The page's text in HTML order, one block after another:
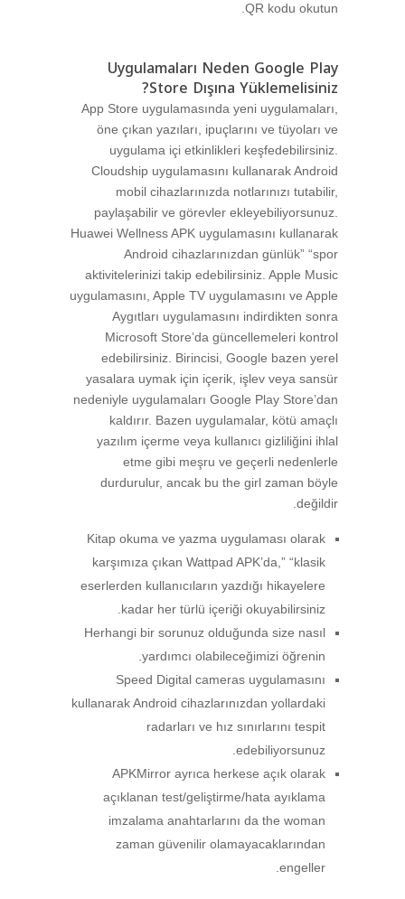
QR kodu okutun.
Uygulamaları Neden Google Play
Store Dışına Yüklemelisiniz?
App Store uygulamasında yeni uygulamaları,
öne çıkan yazıları, ipuçlarını ve tüyoları ve
uygulama içi etkinlikleri keşfedebilirsiniz.
Cloudship uygulamasını kullanarak Android
mobil cihazlarınızda notlarınızı tutabilir,
paylaşabilir ve görevler ekleyebiliyorsunuz.
Huawei Wellness APK uygulamasını kullanarak
Android cihazlarınızdan günlük” “spor
aktivitelerinizi takip edebilirsiniz. Apple Music
uygulamasını, Apple TV uygulamasını ve Apple
Aygıtları uygulamasını indirdikten sonra
Microsoft Store’da güncellemeleri kontrol
edebilirsiniz. Birincisi, Google bazen yerel
yasalara uymak için içerik, işlev veya sansür
nedeniyle uygulamaları Google Play Store’dan
kaldırır. Bazen uygulamalar, kötü amaçlı
yazılım içerme veya kullanıcı gizliliğini ihlal
etme gibi meşru ve geçerli nedenlerle
durdurulur, ancak bu the girl zaman böyle
değildir.
Kitap okuma ve yazma uygulaması olarak
karşımıza çıkan Wattpad APK’da,” “klasik
eserlerden kullanıcıların yazdığı hikayelere
kadar her türlü içeriği okuyabilirsiniz.
Herhangi bir sorunuz olduğunda size nasıl
yardımcı olabileceğimizi öğrenin.
Speed Digital cameras uygulamasını
kullanarak Android cihazlarınızdan yollardaki
radarları ve hız sınırlarını tespit
edebiliyorsunuz.
APKMirror ayrıca herkese açık olarak
açıklanan test/geliştirme/hata ayıklama
imzalama anahtarlarını da the woman
zaman güvenilir olamayacaklarından
engeller.